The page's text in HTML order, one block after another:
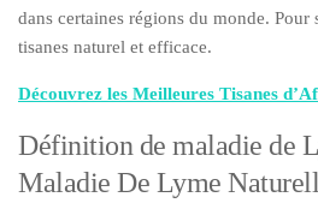
dans certaines régions du monde.
tisanes naturel et efficace.
Découvrez les Meilleures Tisanes
Définition de maladie de
Maladie De Lyme